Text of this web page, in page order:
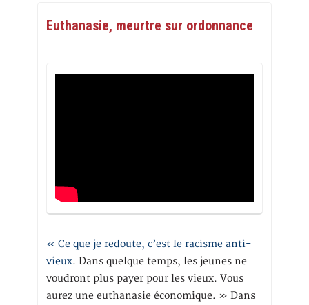
Euthanasie, meurtre sur ordonnance
« Ce que je redoute, c’est le racisme anti-
vieux. Dans quelque temps, les jeunes ne
voudront plus payer pour les vieux. Vous
aurez une euthanasie économique. » Dans